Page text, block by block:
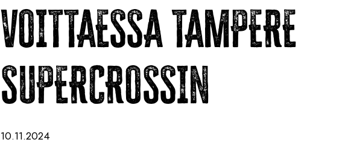
VOITTAESSA TAMPERE
SUPERCROSSIN
10.11.2024